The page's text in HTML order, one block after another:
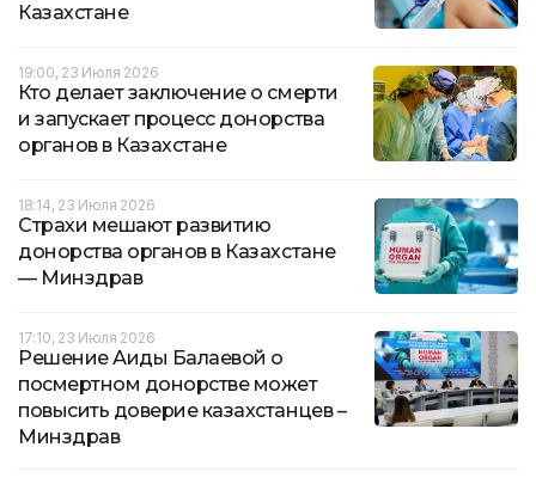
Казахстане
19:00, 23 Июля 2026
Кто делает заключение о смерти
и запускает процесс донорства
органов в Казахстане
18:14, 23 Июля 2026
Страхи мешают развитию
донорства органов в Казахстане
— Минздрав
17:10, 23 Июля 2026
Решение Аиды Балаевой о
посмертном донорстве может
повысить доверие казахстанцев –
Минздрав